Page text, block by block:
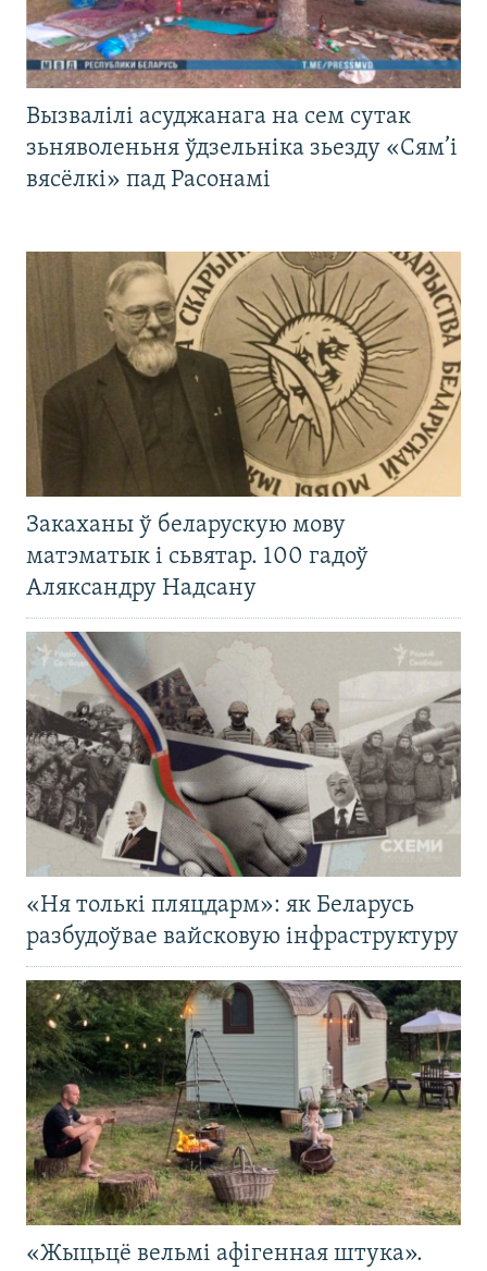
Вызвалілі асуджанага на сем сутак
зьняволеньня ўдзельніка зьезду «Сям’і
вясёлкі» пад Расонамі
Закаханы ў беларускую мову
матэматык і сьвятар. 100 гадоў
Аляксандру Надсану
«Ня толькі пляцдарм»: як Беларусь
разбудоўвае вайсковую інфраструктуру
«Жыцьцё вельмі афігенная штука».